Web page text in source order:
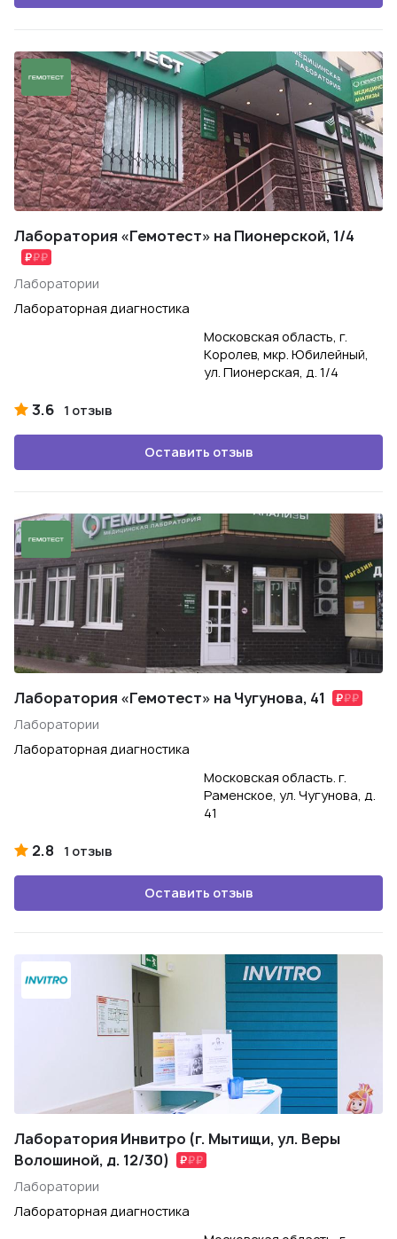
Лаборатория «Гемотест» на Пионерской, 1/4
Лаборатории
Лабораторная диагностика
Московская область, г.
Королев, мкр. Юбилейный,
ул. Пионерская, д. 1/4
3.6 1 отзыв
Оставить отзыв
Лаборатория «Гемотест» на Чугунова, 41
Лаборатории
Лабораторная диагностика
Московская область. г.
Раменское, ул. Чугунова, д.
41
2.8 1 отзыв
Оставить отзыв
Лаборатория Инвитро (г. Мытищи, ул. Веры
Волошиной, д. 12/30)
Лаборатории
Лабораторная диагностика